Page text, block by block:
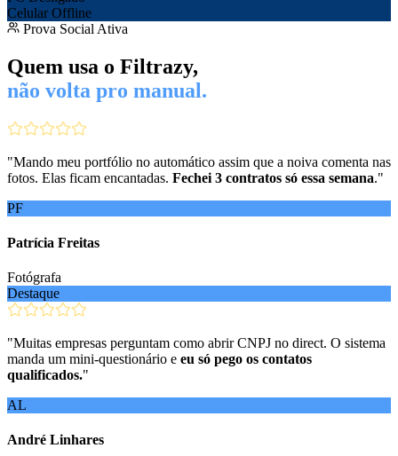
Celular Offline
Prova Social Ativa
Quem usa o Filtrazy,
não volta pro manual.
"Mando meu portfólio no automático assim que a noiva comenta nas
fotos. Elas ficam encantadas. Fechei 3 contratos só essa semana."
PF
Patrícia Freitas
Fotógrafa
Destaque
"Muitas empresas perguntam como abrir CNPJ no direct. O sistema
manda um mini-questionário e eu só pego os contatos
qualificados."
AL
André Linhares